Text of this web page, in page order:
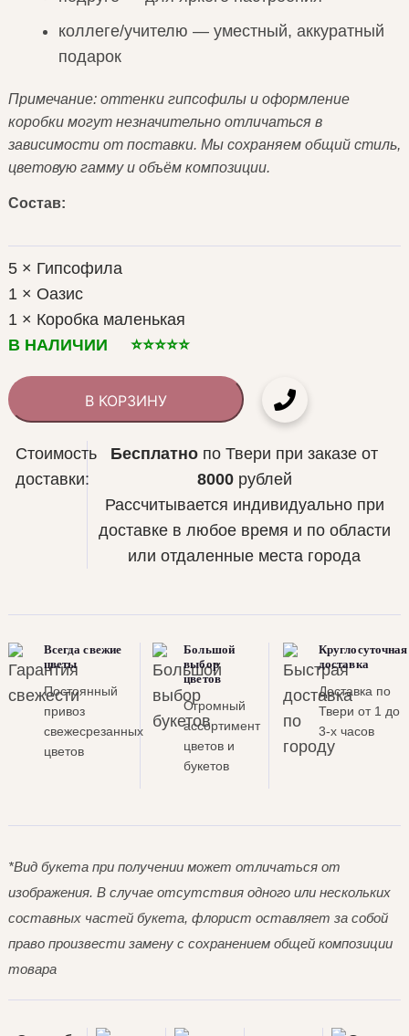
коллеге/учителю — уместный, аккуратный
подарок
Примечание: оттенки гипсофилы и оформление
коробки могут незначительно отличаться в
зависимости от поставки. Мы сохраняем общий стиль,
цветовую гамму и объём композиции.
Состав:
5 × Гипсофила
1 × Оазис
1 × Коробка маленькая
В НАЛИЧИИ ⭐️⭐️⭐️⭐️⭐️
В КОРЗИНУ
Стоимость
доставки:
Бесплатно по Твери при заказе от
8000 рублей
Рассчитывается индивидуально при
доставке в любое время и по области
или отдаленные места города
Всегда свежие
цветы
Постоянный
привоз
свежесрезанных
цветов
Большой
выбор
цветов
Огромный
ассортимент
цветов и
букетов
Круглосуточная
доставка
Доставка по
Твери от 1 до
3-х часов
*Вид букета при получении может отличаться от
изображения. В случае отсутствия одного или нескольких
составных частей букета, флорист оставляет за собой
право произвести замену с сохранением общей композиции
товара